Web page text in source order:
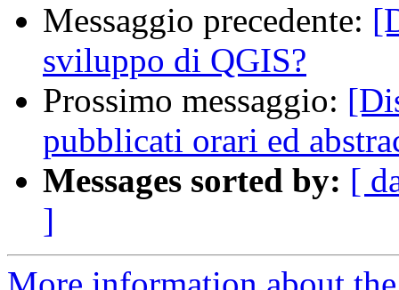
Messaggio precedente:
sviluppo di QGIS?
Prossimo messaggio:
pubblicati orari ed
Messages sorted by: [
]